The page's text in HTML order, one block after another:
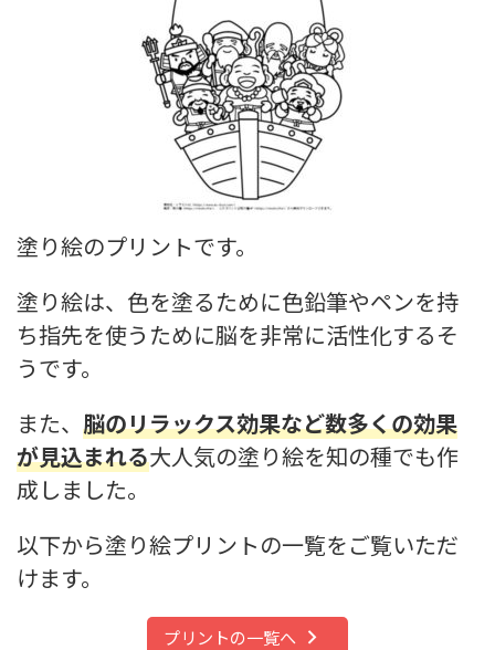
塗り絵のプリントです。
塗り絵は、色を塗るために色鉛筆やペンを持
ち指先を使うために脳を非常に活性化するそ
うです。
また、 脳のリラックス効果など数多くの効果
が見込まれる大人気の塗り絵を知の種でも作
成しました。
以下から塗り絵プリントの一覧をご覧いただ
けます。
プリントの一覧へ